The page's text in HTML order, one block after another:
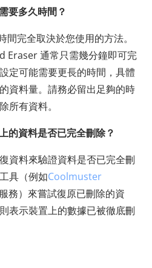
要多久時間？
完全取決於您使用的方法。
通常只需幾分鐘即可完
定可能需要更長的時間，具體
資料量。請務必留出足夠的時
所有資料。
的資料是否已完全刪除？
資料來驗證資料是否已完全刪
具（例如Coolmuster
務）來嘗試復原已刪除的資
表示裝置上的數據已被徹底刪